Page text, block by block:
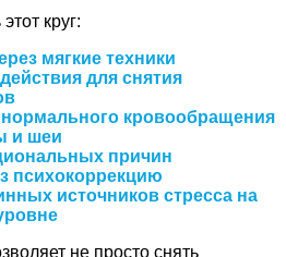
круг:
мягкие техники
для снятия
кровообращения
и шеи
причин
психокоррекцию
источников стресса на
не просто снять